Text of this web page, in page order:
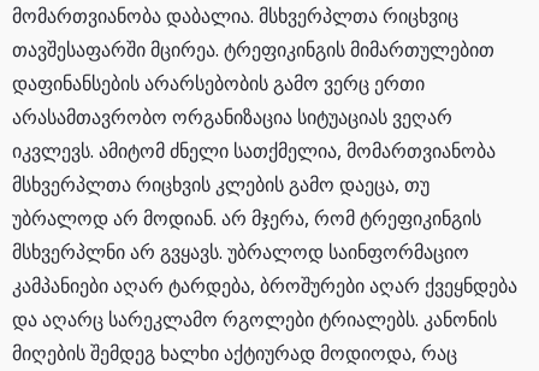
მომართვიანობა დაბალია. მსხვერპლთა რიცხვიც
თავშესაფარში მცირეა. ტრეფიკინგის მიმართულებით
დაფინანსების არარსებობის გამო ვერც ერთი
არასამთავრობო ორგანიზაცია სიტუაციას ვეღარ
იკვლევს. ამიტომ ძნელი სათქმელია, მომართვიანობა
მსხვერპლთა რიცხვის კლების გამო დაეცა, თუ
უბრალოდ არ მოდიან. არ მჯერა, რომ ტრეფიკინგის
მსხვერპლნი არ გვყავს. უბრალოდ საინფორმაციო
კამპანიები აღარ ტარდება, ბროშურები აღარ ქვეყნდება
და აღარც სარეკლამო რგოლები ტრიალებს. კანონის
მიღების შემდეგ ხალხი აქტიურად მოდიოდა, რაც